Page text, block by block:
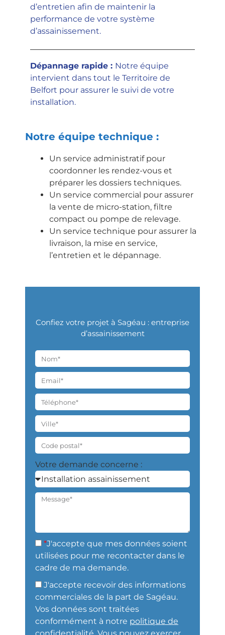
d’entretien afin de maintenir la
performance de votre système
d’assainissement.
Dépannage rapide : Notre équipe
intervient dans tout le Territoire de
Belfort pour assurer le suivi de votre
installation.
Notre équipe technique :
Un service administratif pour
coordonner les rendez-vous et
préparer les dossiers techniques.
Un service commercial pour assurer
la vente de micro-station, filtre
compact ou pompe de relevage.
Un service technique pour assurer la
livraison, la mise en service,
l’entretien et le dépannage.
Confiez votre projet à Sagéau : entreprise
d’assainissement
Votre demande concerne :
*J'accepte que mes données soient
utilisées pour me recontacter dans le
cadre de ma demande.
J'accepte recevoir des informations
commerciales de la part de Sagéau.
Vos données sont traitées
conformément à notre politique de